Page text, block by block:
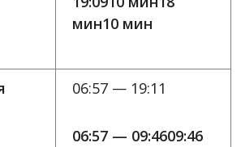
мин10 мин
06:57 — 19:11
06:57 — 09:4609:46